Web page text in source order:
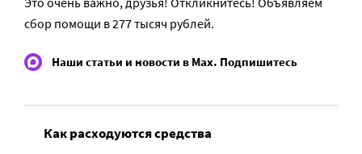
сбор помощи в 277 тысяч рублей.
Наши статьи и новости в Max. Подпишитесь
Как расходуются средства